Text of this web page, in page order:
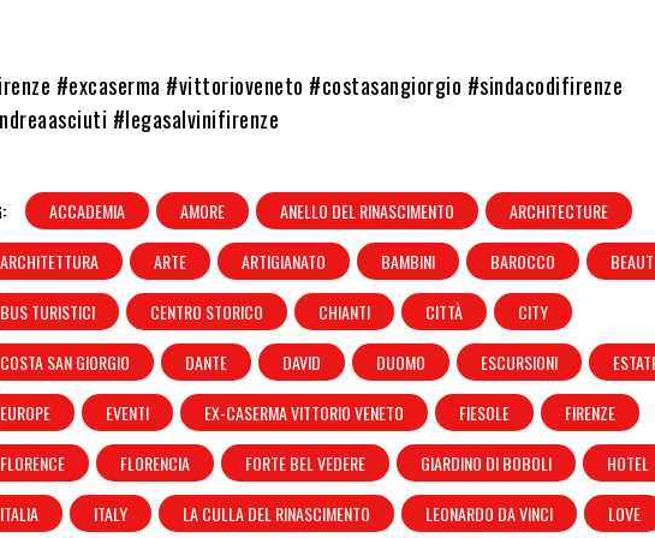
#excaserma #vittorioveneto #costasangiorgio #sindacodifirenze
#legasalvinifirenze
ACCADEMIA AMORE ANELLO DEL RINASCIMENTO
ARCHITECTURE
ARCHITETTURA
ARTE ARTIGIANATO BAMBINI BAROCCO
BUS TURISTICI
CENTRO STORICO CHIANTI CITTÀ
CITY
COSTA SAN GIORGIO
DANTE DAVID DUOMO ESCURSIONI
EUROPE
EVENTI EX-CASERMA VITTORIO VENETO FIESOLE
FIRENZE
FLORENCE
FLORENCIA FORTE BEL VEDERE GIARDINO DI BOBOLI
HOTEL
ITALIA
ITALY LA CULLA DEL RINASCIMENTO LEONARDO DA VINCI LOVE